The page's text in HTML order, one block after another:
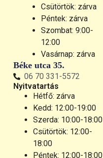
Béke utca 35.
06 70 331-5572
Nyitvatartás
Hétfő: zárva
Kedd: 12:00-19:00
Szerda: 10:00-18:00
Csütörtök: 12:00-
18:00
Péntek: 12:00-18:00
Csütörtök: zárva
Péntek: zárva
Szombat: 9:00-
12:00
Vasárnap: zárva